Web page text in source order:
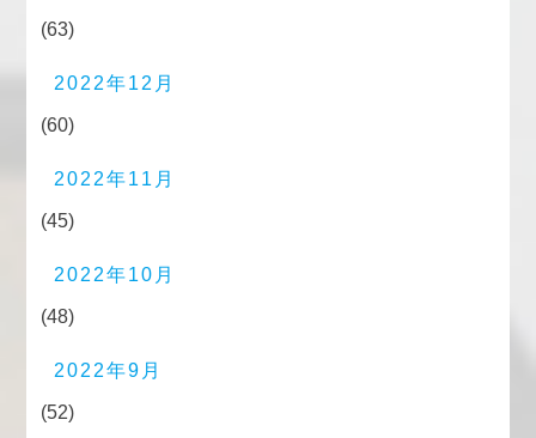
(63)
2022年12月
(60)
2022年11月
(45)
2022年10月
(48)
2022年9月
(52)